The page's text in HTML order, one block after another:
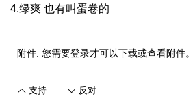
4.绿爽 也有叫蛋卷的
附件: 您需要登录才可以下载或查看附件
支持 反对